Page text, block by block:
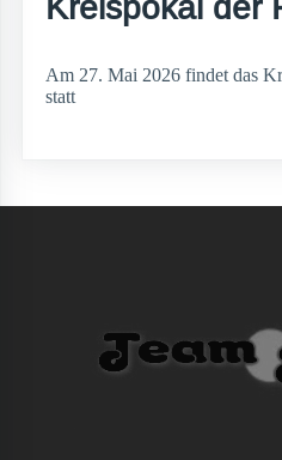
Am 27. Mai 2026 findet das
statt